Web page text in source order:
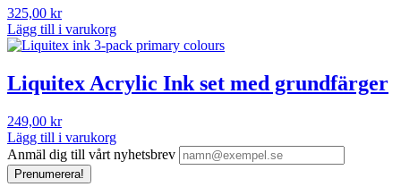
325,00 kr
Lägg till i varukorg
Liquitex Acrylic Ink set med grundfärger
249,00 kr
Lägg till i varukorg
Anmäl dig till vårt nyhetsbrev
Prenumerera!